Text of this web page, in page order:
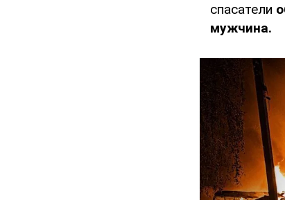
спасатели
мужчина.